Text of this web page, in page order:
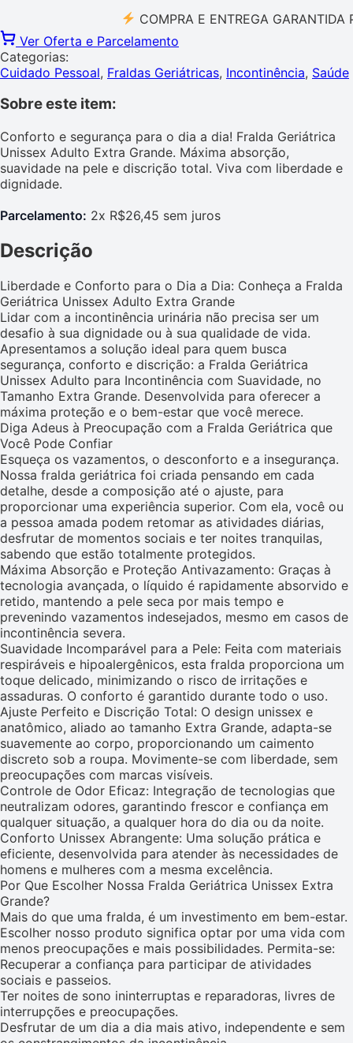
COMPRA E ENTREGA GARANTIDA PELO
Ver Oferta e Parcelamento
Categorias:
Cuidado Pessoal, Fraldas Geriátricas, Incontinência, Saúde
Sobre este item:
Conforto e segurança para o dia a dia! Fralda Geriátrica
Unissex Adulto Extra Grande. Máxima absorção,
suavidade na pele e discrição total. Viva com liberdade e
dignidade.
Parcelamento: 2x R$26,45 sem juros
Descrição
Liberdade e Conforto para o Dia a Dia: Conheça a Fralda
Geriátrica Unissex Adulto Extra Grande
Lidar com a incontinência urinária não precisa ser um
desafio à sua dignidade ou à sua qualidade de vida.
Apresentamos a solução ideal para quem busca
segurança, conforto e discrição: a Fralda Geriátrica
Unissex Adulto para Incontinência com Suavidade, no
Tamanho Extra Grande. Desenvolvida para oferecer a
máxima proteção e o bem-estar que você merece.
Diga Adeus à Preocupação com a Fralda Geriátrica que
Você Pode Confiar
Esqueça os vazamentos, o desconforto e a insegurança.
Nossa fralda geriátrica foi criada pensando em cada
detalhe, desde a composição até o ajuste, para
proporcionar uma experiência superior. Com ela, você ou
a pessoa amada podem retomar as atividades diárias,
desfrutar de momentos sociais e ter noites tranquilas,
sabendo que estão totalmente protegidos.
Máxima Absorção e Proteção Antivazamento: Graças à
tecnologia avançada, o líquido é rapidamente absorvido e
retido, mantendo a pele seca por mais tempo e
prevenindo vazamentos indesejados, mesmo em casos de
incontinência severa.
Suavidade Incomparável para a Pele: Feita com materiais
respiráveis e hipoalergênicos, esta fralda proporciona um
toque delicado, minimizando o risco de irritações e
assaduras. O conforto é garantido durante todo o uso.
Ajuste Perfeito e Discrição Total: O design unissex e
anatômico, aliado ao tamanho Extra Grande, adapta-se
suavemente ao corpo, proporcionando um caimento
discreto sob a roupa. Movimente-se com liberdade, sem
preocupações com marcas visíveis.
Controle de Odor Eficaz: Integração de tecnologias que
neutralizam odores, garantindo frescor e confiança em
qualquer situação, a qualquer hora do dia ou da noite.
Conforto Unissex Abrangente: Uma solução prática e
eficiente, desenvolvida para atender às necessidades de
homens e mulheres com a mesma excelência.
Por Que Escolher Nossa Fralda Geriátrica Unissex Extra
Grande?
Mais do que uma fralda, é um investimento em bem-estar.
Escolher nosso produto significa optar por uma vida com
menos preocupações e mais possibilidades. Permita-se:
Recuperar a confiança para participar de atividades
sociais e passeios.
Ter noites de sono ininterruptas e reparadoras, livres de
interrupções e preocupações.
Desfrutar de um dia a dia mais ativo, independente e sem